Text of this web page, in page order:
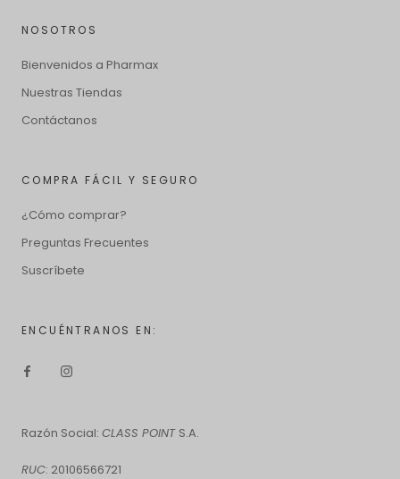
NOSOTROS
Bienvenidos a Pharmax
Nuestras Tiendas
Contáctanos
COMPRA FÁCIL Y SEGURO
¿Cómo comprar?
Preguntas Frecuentes
Suscríbete
ENCUÉNTRANOS EN:
Razón Social: CLASS POINT S.A.
RUC: 20106566721